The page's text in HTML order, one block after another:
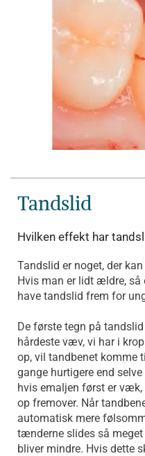
Tandslid
Hvilken effekt har
Tandslid er noget, der
Hvis man er lidt ældre, så
have tandslid frem for
De første tegn på
hårdeste væv, vi har i
op, vil tandbenet komme
gange hurtigere end
hvis emaljen først er
op fremover. Når
automatisk mere
tænderne slides så
bliver mindre. Hvis dette